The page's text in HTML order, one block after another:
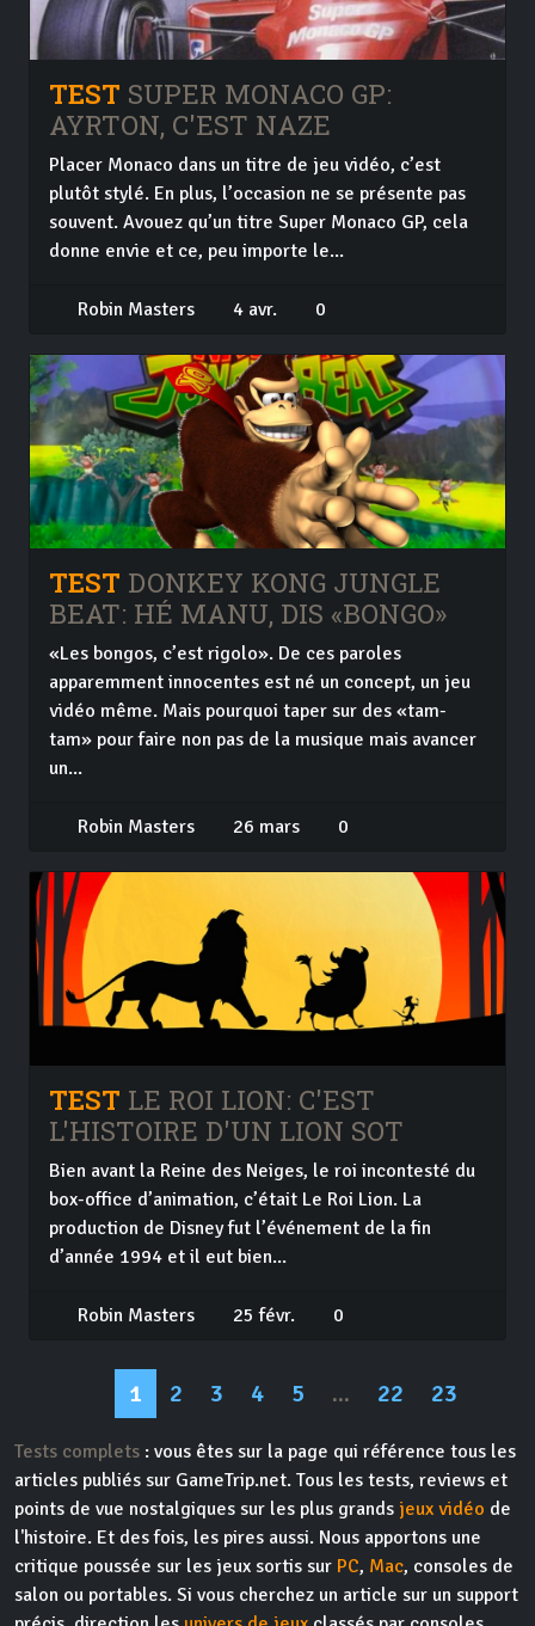
TEST SUPER MONACO GP:
AYRTON, C'EST NAZE
Placer Monaco dans un titre de jeu vidéo, c’est
plutôt stylé. En plus, l’occasion ne se présente pas
souvent. Avouez qu’un titre Super Monaco GP, cela
donne envie et ce, peu importe le...
Robin Masters 4 avr. 0
TEST DONKEY KONG JUNGLE
BEAT: HÉ MANU, DIS «BONGO»
«Les bongos, c’est rigolo». De ces paroles
apparemment innocentes est né un concept, un jeu
vidéo même. Mais pourquoi taper sur des «tam-
tam» pour faire non pas de la musique mais avancer
un...
Robin Masters 26 mars 0
TEST LE ROI LION: C'EST
L'HISTOIRE D'UN LION SOT
Bien avant la Reine des Neiges, le roi incontesté du
box-office d’animation, c’était Le Roi Lion. La
production de Disney fut l’événement de la fin
d’année 1994 et il eut bien...
Robin Masters 25 févr. 0
1 2 3 4 5 ... 22 23
Tests complets : vous êtes sur la page qui référence tous les
articles publiés sur GameTrip.net. Tous les tests, reviews et
points de vue nostalgiques sur les plus grands jeux vidéo de
l'histoire. Et des fois, les pires aussi. Nous apportons une
critique poussée sur les jeux sortis sur PC, Mac, consoles de
salon ou portables. Si vous cherchez un article sur un support